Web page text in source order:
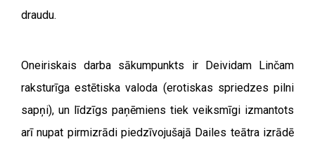
draudu.
Oneiriskais darba sākumpunkts ir Deividam Linčam
raksturīga estētiska valoda (erotiskas spriedzes pilni
sapņi), un līdzīgs paņēmiens tiek veiksmīgi izmantots
arī nupat pirmizrādi piedzīvojušajā Dailes teātra izrādē